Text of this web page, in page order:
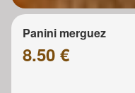
Panini merguez
8.50 €